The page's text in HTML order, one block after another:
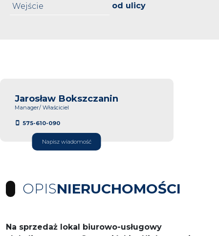
Wejście
od ulicy
Jarosław Bokszczanin
Manager/ Właściciel
575-610-090
Napisz wiadomość
OPISNIERUCHOMOŚCI
Na sprzedaż lokal biurowo-usługowy